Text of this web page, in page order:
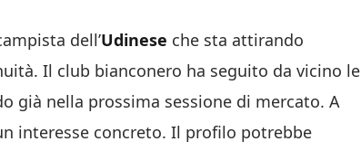
dell’Udinese che sta attirando
Il club bianconero ha seguito da vicino le
già nella prossima sessione di mercato. A
interesse concreto. Il profilo potrebbe